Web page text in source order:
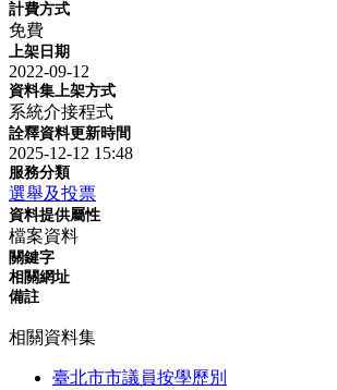
計費方式
免費
上架日期
2022-09-12
資料集上架方式
系統介接程式
詮釋資料更新時間
2025-12-12 15:48
服務分類
選舉及投票
資料提供屬性
檔案資料
關鍵字
相關網址
備註
相關資料集
臺北市市議員按學歷別